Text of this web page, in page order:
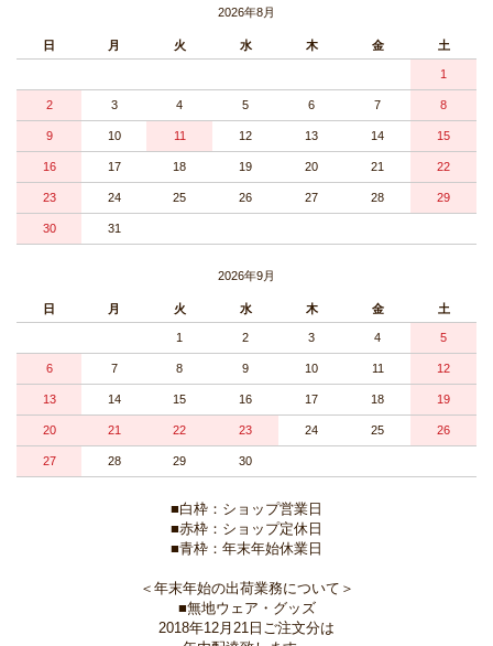
2026年8月
日 月 火 水 木 金 土
1
2 3 4 5 6 7 8
9 10 11 12 13 14 15
16 17 18 19 20 21 22
23 24 25 26 27 28 29
30 31
2026年9月
日 月 火 水 木 金 土
1 2 3 4 5
6 7 8 9 10 11 12
13 14 15 16 17 18 19
20 21 22 23 24 25 26
27 28 29 30
■白枠：ショップ営業日
■赤枠：ショップ定休日
■青枠：年末年始休業日
＜年末年始の出荷業務について＞
■無地ウェア・グッズ
2018年12月21日ご注文分は